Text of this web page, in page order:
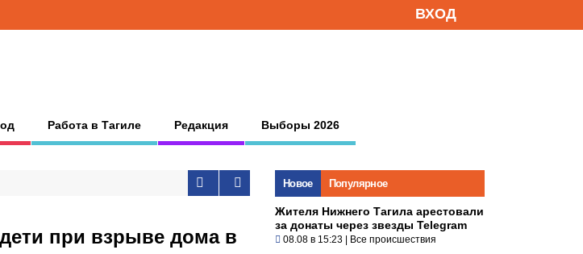
ВХОД
Работа в Тагиле Редакция Выборы 2026
при взрыве дома в
Новое Популярное
Жителя Нижнего Тагила арестовали
за донаты через звезды Telegram
08.08 в 15:23 | Все происшествия